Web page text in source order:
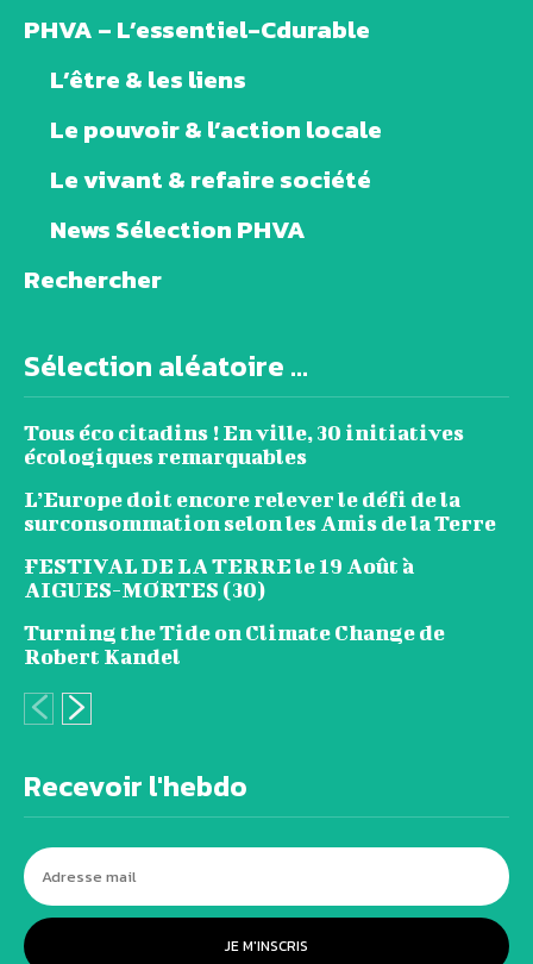
PHVA – L’essentiel-Cdurable
L’être & les liens
Le pouvoir & l’action locale
Le vivant & refaire société
News Sélection PHVA
Rechercher
Sélection aléatoire ...
Tous éco citadins ! En ville, 30 initiatives
écologiques remarquables
L’Europe doit encore relever le défi de la
surconsommation selon les Amis de la Terre
FESTIVAL DE LA TERRE le 19 Août à
AIGUES-MORTES (30)
Turning the Tide on Climate Change de
Robert Kandel
Recevoir l'hebdo
JE M'INSCRIS